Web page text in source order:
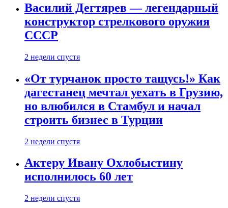
Василий Дегтярев — легендарный
конструктор стрелкового оружия
СССР
2 недели спустя
«От турчанок просто тащусь!» Как
дагестанец мечтал уехать в Грузию,
но влюбился в Стамбул и начал
строить бизнес в Турции
2 недели спустя
Актеру Ивану Охлобыстину
исполнилось 60 лет
2 недели спустя